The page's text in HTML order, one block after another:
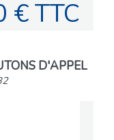
€ TTC
D'APPEL